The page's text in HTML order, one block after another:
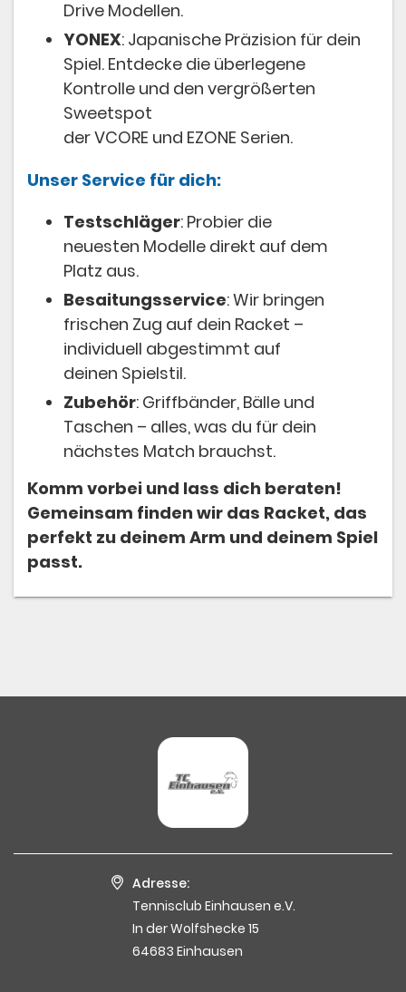
Drive Modellen.
YONEX: Japanische Präzision für dein
Spiel. Entdecke die überlegene
Kontrolle und den vergrößerten
Sweetspot
der VCORE und EZONE Serien.
Unser Service für dich:
Testschläger: Probier die
neuesten Modelle direkt auf dem
Platz aus.
Besaitungsservice: Wir bringen
frischen Zug auf dein Racket –
individuell abgestimmt auf
deinen Spielstil.
Zubehör: Griffbänder, Bälle und
Taschen – alles, was du für dein
nächstes Match brauchst.
Komm vorbei und lass dich beraten!
Gemeinsam finden wir das Racket, das
perfekt zu deinem Arm und deinem Spiel
passt.
Adresse:
Tennisclub Einhausen e.V.
In der Wolfshecke 15
64683 Einhausen